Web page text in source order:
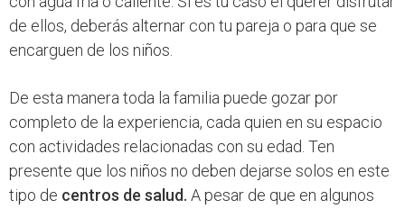
de ellos, deberás alternar con tu pareja o para que se
encarguen de los niños.
De esta manera toda la familia puede gozar por
completo de la experiencia, cada quien en su espacio
con actividades relacionadas con su edad. Ten
presente que los niños no deben dejarse solos en este
tipo de centros de salud. A pesar de que en algunos